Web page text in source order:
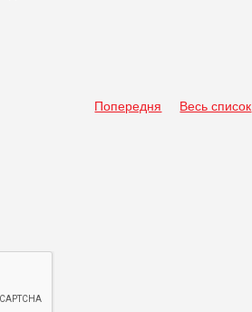
Попередня Весь список